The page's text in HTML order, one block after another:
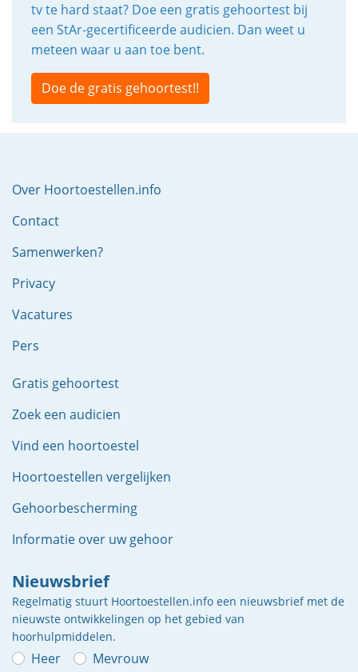
tv te hard staat? Doe een gratis gehoortest bij
een StAr-gecertificeerde audicien. Dan weet u
meteen waar u aan toe bent.
Doe de gratis gehoortest!!
Over Hoortoestellen.info
Contact
Samenwerken?
Privacy
Vacatures
Pers
Gratis gehoortest
Zoek een audicien
Vind een hoortoestel
Hoortoestellen vergelijken
Gehoorbescherming
Informatie over uw gehoor
Nieuwsbrief
Regelmatig stuurt Hoortoestellen.info een nieuwsbrief met de
nieuwste ontwikkelingen op het gebied van
hoorhulpmiddelen.
Heer Mevrouw